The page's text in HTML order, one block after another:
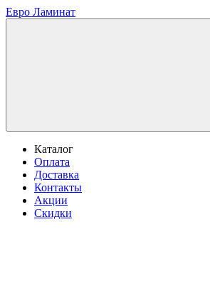
Евро Ламинат
Каталог
Оплата
Доставка
Контакты
Акции
Скидки